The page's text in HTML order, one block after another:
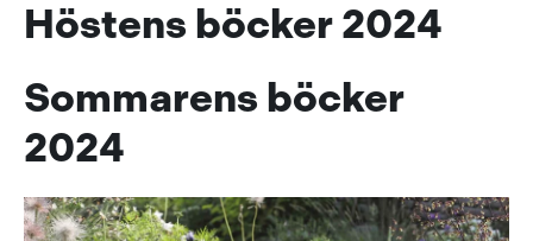
Höstens böcker 2024
Sommarens böcker
2024